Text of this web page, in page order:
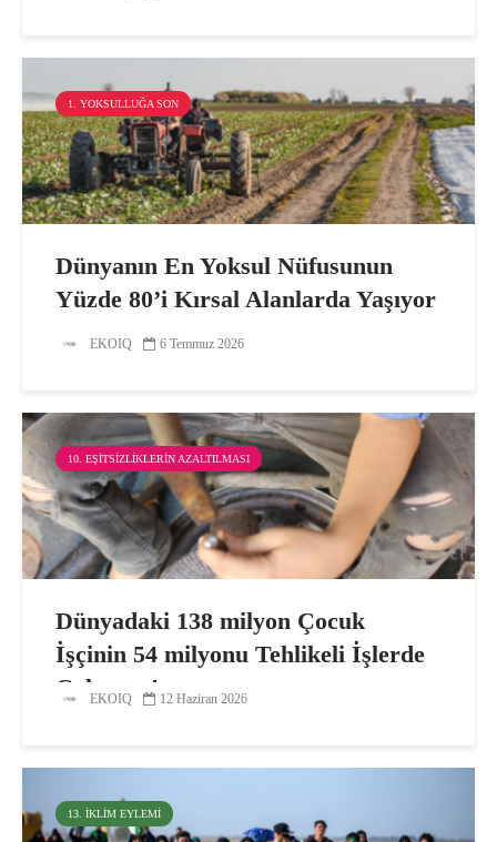
1. YOKSULLUĞA SON
Dünyanın En Yoksul Nüfusunun
Yüzde 80’i Kırsal Alanlarda Yaşıyor
EKOIQ 6 Temmuz 2026
10. EŞITSIZLIKLERIN AZALTILMASI
Dünyadaki 138 milyon Çocuk
İşçinin 54 milyonu Tehlikeli İşlerde
Çalışıyor!
EKOIQ 12 Haziran 2026
13. İKLIM EYLEMI